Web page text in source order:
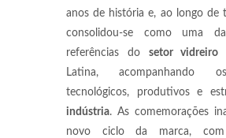
anos de história e, ao longo de
consolidou-se como uma
referências do setor vidreiro
Latina, acompanhando
tecnológicos, produtivos e
indústria. As comemorações
novo ciclo da marca,